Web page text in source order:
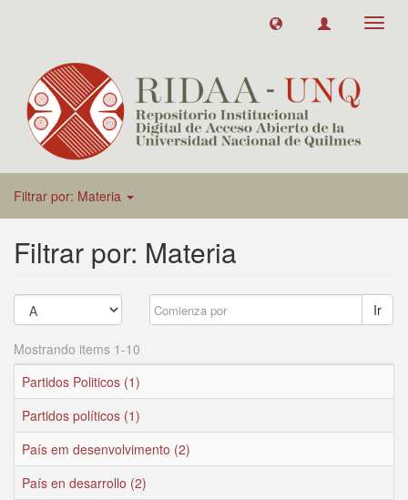
Filtrar por: Materia
Filtrar por: Materia
Ir
Mostrando items 1-10
Partidos Politicos (1)
Partidos políticos (1)
País em desenvolvimento (2)
País en desarrollo (2)